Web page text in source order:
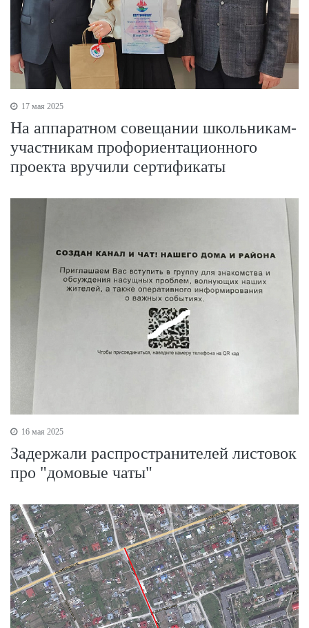
17 мая 2025
На аппаратном совещании школьникам-
участникам профориентационного
проекта вручили сертификаты
16 мая 2025
Задержали распространителей листовок
про "домовые чаты"